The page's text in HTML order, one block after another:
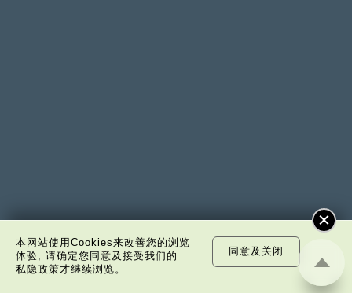
本网站使用Cookies来改善您的浏览
体验, 请确定您同意及接受我们的
私隐政策才继续浏览。
同意及关闭